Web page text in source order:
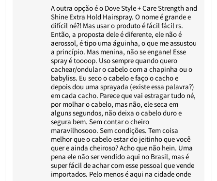
A outra opção é o Dove Style + Care Strength and
Shine Extra Hold Hairspray. O nome é grande e
difícil né?! Mas usar o produto é fácil fácil rs.
Então, a proposta dele é diferente, ele não é
aerossol, é tipo uma águinha, o que me assustou
a princípio. Mas menina, não se engane! Esse
spray é toooop. Uso sempre quando quero
cachear/ondular o cabelo com a chapinha ou o
babyliss. Eu seco o cabelo e faço o cacho e
depois dou uma sprayada (existe essa palavra?)
em cada cacho. Parece que vai estragar tudo né,
por molhar o cabelo, mas não, ele seca em
alguns segundos, não deixa o cabelo duro e
segura bem. Sem contar o cheiro
maravilhosooo. Sem condições. Tem coisa
melhor que o cabelo estar do jeitinho que você
quer e ainda cheiroso? Acho que não hein. Uma
pena ele não ser vendido aqui no Brasil, mas é
super fácil de achar com esse pessoal que vende
importados. Pelo menos é aqui na cidade onde